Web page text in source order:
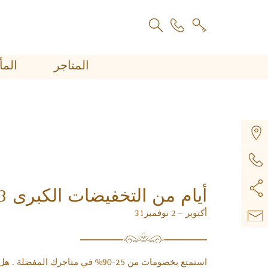
المتاجر
أيام من التخفيضات الكبرى 3
أكتوبر – 2 نوفمبر31
استمتع بخصومات من 25-90% في متاجرك المفضلة . هل أنت مستعد؟